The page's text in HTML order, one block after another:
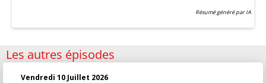
Résumé généré par IA
Les autres épisodes
Vendredi 10 Juillet 2026